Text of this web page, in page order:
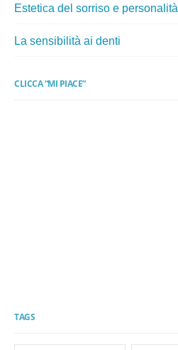
Estetica del sorriso e personalità
La sensibilità ai denti
CLICCA “MI PIACE”
TAGS